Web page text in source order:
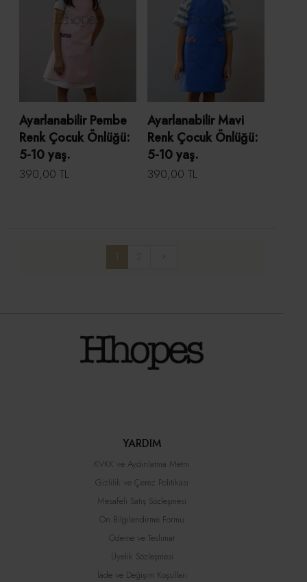
Ayarlanabilir Pembe
Renk Çocuk Önlüğü:
5-10 yaş.
390,00 TL
Ayarlanabilir Mavi
Renk Çocuk Önlüğü:
5-10 yaş.
390,00 TL
YARDIM
KVKK ve Aydınlatma Metni
Gizlilik ve Çerez Politikası
Mesafeli Satış Sözleşmesi
Ön Bilgilendirme Formu
Ödeme ve Teslimat
Üyelik Sözleşmesi
İade ve Değişim Koşulları